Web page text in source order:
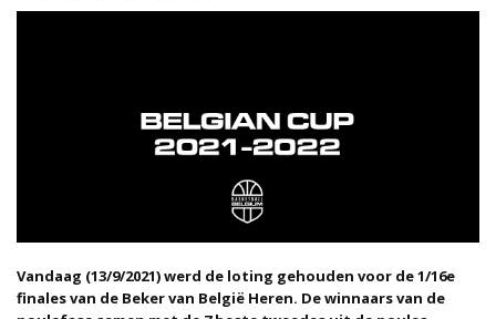
Vandaag (13/9/2021) werd de loting gehouden voor de 1/16e
finales van de Beker van België Heren. De winnaars van de